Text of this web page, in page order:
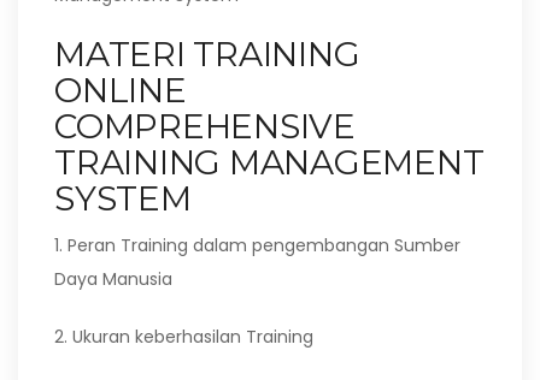
MATERI TRAINING
ONLINE
COMPREHENSIVE
TRAINING MANAGEMENT
SYSTEM
1. Peran Training dalam pengembangan Sumber
Daya Manusia
2. Ukuran keberhasilan Training